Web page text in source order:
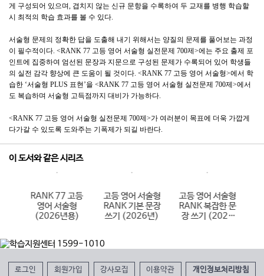
게 구성되어 있으며, 겹치지 않는 신규 문항을 수록하여 두 교재를 병행 학습할
시 최적의 학습 효과를 볼 수 있다.
서술형 문제의 정확한 답을 도출해 내기 위해서는 양질의 문제를 풀어보는 과정
이 필수적이다. <RANK 77 고등 영어 서술형 실전문제 700제>에는 주요 출제 포
인트에 집중하여 엄선된 문장과 지문으로 구성된 문제가 수록되어 있어 학생들
의 실전 감각 향상에 큰 도움이 될 것이다. <RANK 77 고등 영어 서술형>에서 학
습한 ‘서술형 PLUS 표현’을 <RANK 77 고등 영어 서술형 실전문제 700제>에서
도 복습하며 서술형 고득점까지 대비가 가능하다.
<RANK 77 고등 영어 서술형 실전문제 700제>가 여러분이 목표에 더욱 가깝게
다가갈 수 있도록 도와주는 기폭제가 되길 바란다.
이 도서와 같은 시리즈
RANK 77 고등
영어 서술형
(2026년용)
고등 영어 서술형
RANK 기본 문장
쓰기 (2026년)
고등 영어 서술형
RANK 복잡한 문
장 쓰기 (2026
로그인 회원가입 강사모집 이용약관 개인정보처리방침